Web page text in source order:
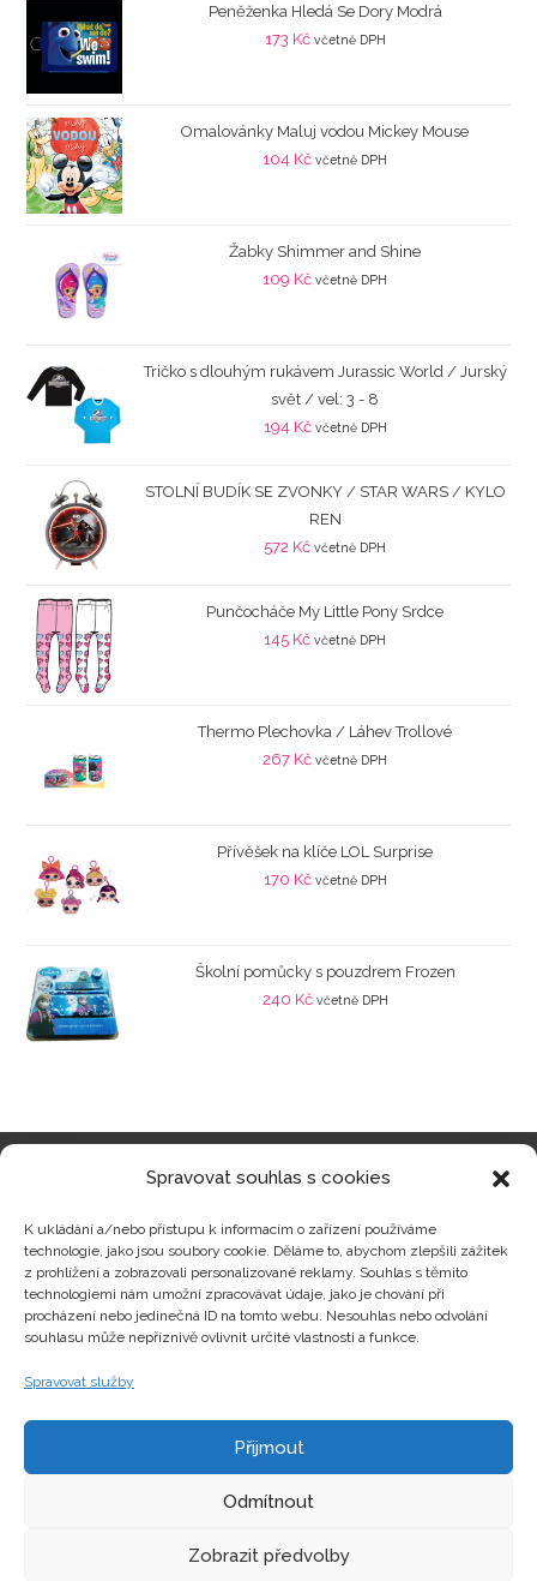
Spravovat souhlas s cookies
K ukládání a/nebo přístupu k informacím o zařízení používáme
technologie, jako jsou soubory cookie. Děláme to, abychom zlepšili zážitek
z prohlížení a zobrazovali personalizované reklamy. Souhlas s těmito
technologiemi nám umožní zpracovávat údaje, jako je chování při
procházení nebo jedinečná ID na tomto webu. Nesouhlas nebo odvolání
souhlasu může nepříznivě ovlivnit určité vlastnosti a funkce.
Spravovat služby
Přijmout
Odmítnout
Zobrazit předvolby
Peněženka Hledá Se Dory Modrá
173 Kč včetně DPH
Omalovánky Maluj vodou Mickey Mouse
104 Kč včetně DPH
Žabky Shimmer and Shine
109 Kč včetně DPH
Tričko s dlouhým rukávem Jurassic World / Jurský
svět / vel: 3 - 8
194 Kč včetně DPH
STOLNÍ BUDÍK SE ZVONKY / STAR WARS / KYLO
REN
572 Kč včetně DPH
Punčocháče My Little Pony Srdce
145 Kč včetně DPH
Thermo Plechovka / Láhev Trollové
267 Kč včetně DPH
Přívěšek na klíče LOL Surprise
170 Kč včetně DPH
Školní pomůcky s pouzdrem Frozen
240 Kč včetně DPH
Zajímavosti
Kontakty
Copyright © hrackyzfilmu.cz Všechna práva vyhrazena.